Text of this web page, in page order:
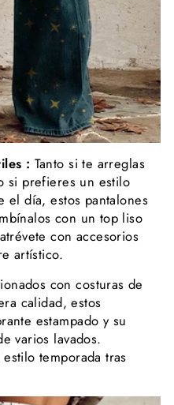
: Tanto si te arreglas
si prefieres un estilo
el día, estos pantalones
con un top liso
con accesorios
artístico.
con costuras de
calidad, estos
estampado y su
varios lavados.
temporada tras